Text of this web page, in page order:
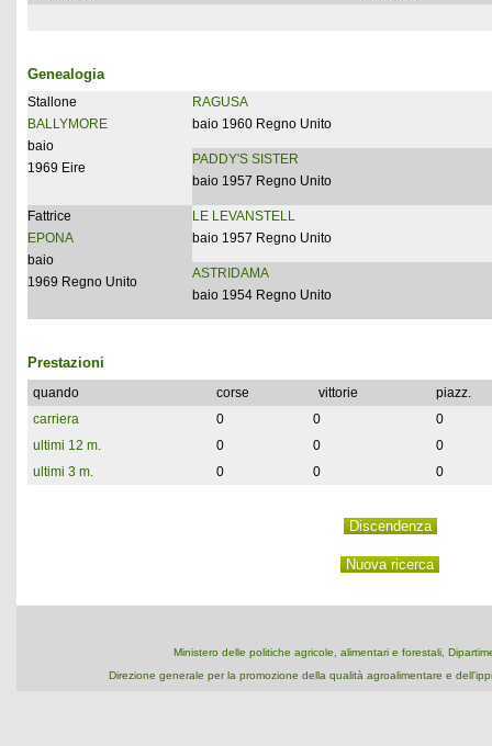
Genealogia
Stallone
BALLYMORE
baio
1969 Eire
RAGUSA
baio 1960 Regno Unito
PADDY'S SISTER
baio 1957 Regno Unito
Fattrice
EPONA
baio
1969 Regno Unito
LE LEVANSTELL
baio 1957 Regno Unito
ASTRIDAMA
baio 1954 Regno Unito
Prestazioni
quando corse vittorie
piazz.
carriera
0 0
0
ultimi 12 m.
0 0
0
ultimi 3 m.
0 0 0
Ministero delle politiche agricole, alimentari e forestali,
Direzione generale per la promozione della qualità agroalimentare e